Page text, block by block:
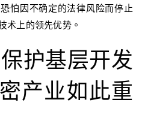
怕因不确定的法律风险而停止
术上的领先优势。
护基层开发
产业如此重